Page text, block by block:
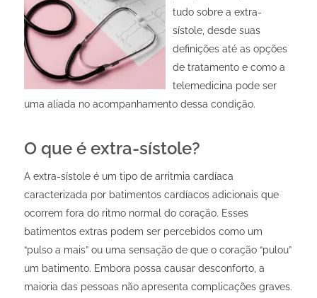
tudo sobre a extra-
sístole, desde suas
definições até as opções
de tratamento e como a
telemedicina pode ser
uma aliada no acompanhamento dessa condição.
O que é extra-sístole?
A extra-sístole é um tipo de arritmia cardíaca
caracterizada por batimentos cardíacos adicionais que
ocorrem fora do ritmo normal do coração. Esses
batimentos extras podem ser percebidos como um
“pulso a mais” ou uma sensação de que o coração “pulou”
um batimento. Embora possa causar desconforto, a
maioria das pessoas não apresenta complicações graves.